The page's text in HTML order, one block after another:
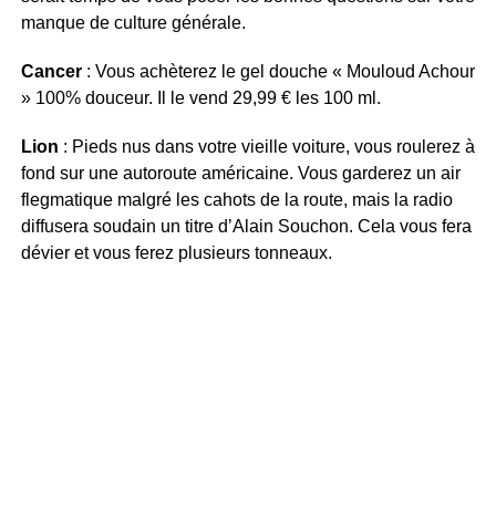
manque de culture générale.
Cancer: Vous achèterez le gel douche « Mouloud Achour
» 100% douceur. Il le vend 29,99 € les 100 ml.
Lion : Pieds nus dans votre vieille voiture, vous roulerez à
fond sur une autoroute américaine. Vous garderez un air
flegmatique malgré les cahots de la route, mais la radio
diffusera soudain un titre d’Alain Souchon. Cela vous fera
dévier et vous ferez plusieurs tonneaux.